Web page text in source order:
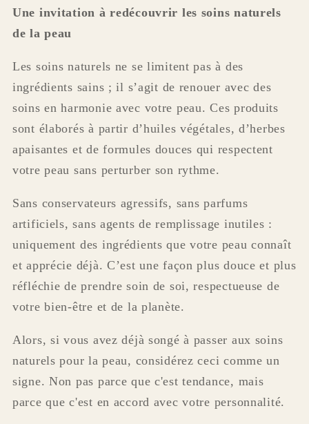
Une invitation à redécouvrir les soins naturels
de la peau
Les soins naturels ne se limitent pas à des
ingrédients sains ; il s’agit de renouer avec des
soins en harmonie avec votre peau. Ces produits
sont élaborés à partir d’huiles végétales, d’herbes
apaisantes et de formules douces qui respectent
votre peau sans perturber son rythme.
Sans conservateurs agressifs, sans parfums
artificiels, sans agents de remplissage inutiles :
uniquement des ingrédients que votre peau connaît
et apprécie déjà. C’est une façon plus douce et plus
réfléchie de prendre soin de soi, respectueuse de
votre bien-être et de la planète.
Alors, si vous avez déjà songé à passer aux soins
naturels pour la peau, considérez ceci comme un
signe. Non pas parce que c'est tendance, mais
parce que c'est en accord avec votre personnalité.